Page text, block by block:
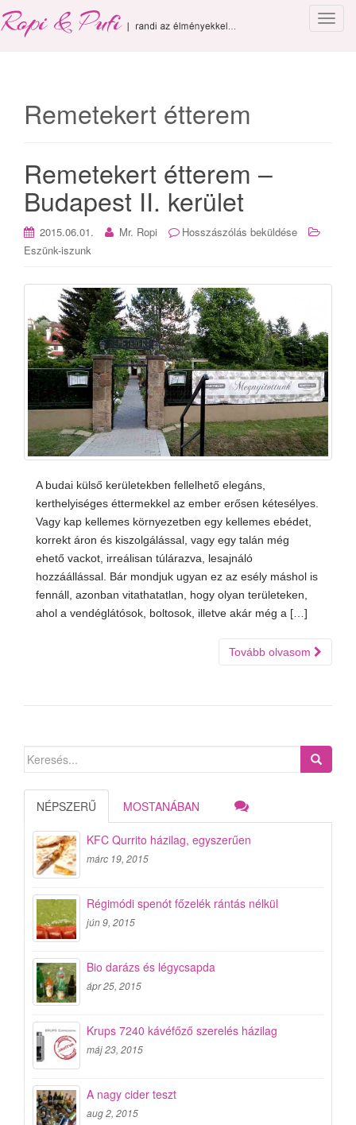
T
Remetekert étterem
Remetekert étterem –
Budapest II. kerület
2015.06.01. Mr. Ropi
Hosszászólás beküldése
Eszünk-iszunk
A budai külső kerületekben fellelhető elegáns,
kerthelyiséges éttermekkel az ember erősen kétesélyes.
Vagy kap kellemes környezetben egy kellemes ebédet,
korrekt áron és kiszolgálással, vagy egy talán még
ehető vackot, irreálisan túlárazva, lesajnáló
hozzáállással. Bár mondjuk ugyan ez az esély máshol is
fennáll, azonban vitathatatlan, hogy olyan területeken,
ahol a vendéglátósok, boltosok, illetve akár még a […]
Tovább olvasom
Search
NÉPSZERŰ MOSTANÁBAN
KFC Qurrito házilag, egyszerűen
márc 19, 2015
Régimódi spenót főzelék rántás nélkül
jún 9, 2015
Bio darázs és légycsapda
ápr 25, 2015
Krups 7240 kávéfőző szerelés házilag
máj 23, 2015
A nagy cider teszt
aug 2, 2015